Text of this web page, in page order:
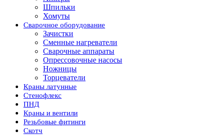
Шпильки
Хомуты
Сварочное оборудование
Зачистки
Сменные нагреватели
Сварочные аппараты
Опрессовочные насосы
Ножницы
Торцеватели
Краны латунные
Стенофлекс
ПНД
Краны и вентили
Резьбовые фитинги
Скотч